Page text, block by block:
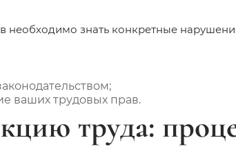
необходимо знать конкретные
ваших трудовых прав.
труда: